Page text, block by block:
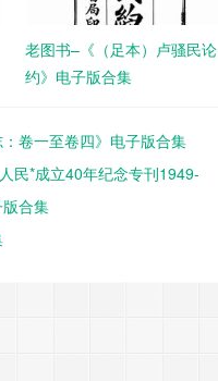
老图书–《（足本）卢骚民论
约》电子版合集
卷一至卷四》电子版合集
民*成立40年纪念专刊1949-
合集